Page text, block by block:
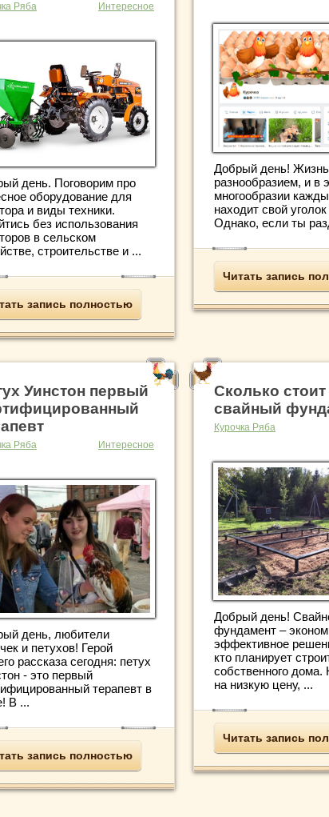
Ряба Интересное
день. Поговорим про
оборудование для
и виды техники.
без использования
в сельском
строительстве и ...
запись полностью
Добрый день!
разнообразием, и в
многообразии
находит свой
Однако, если ты
Читать запись
Уинстон первый
Ряба Интересное
день, любители
и петухов! Герой
рассказа сегодня: петух
- это первый
терапевт в
В ...
запись полностью
Сколько стоит
свайный
Курочка Ряба
Добрый день!
фундамент –
эффективное
кто планирует
собственного дома.
на низкую цену, ...
Читать запись